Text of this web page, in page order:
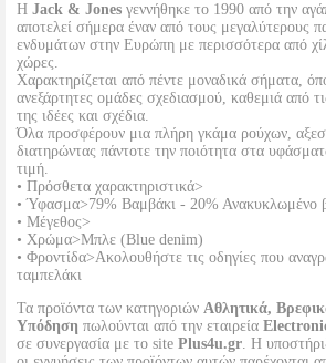
Η Jack & Jones γεννήθηκε το 1990 από την
αποτελεί σήμερα έναν από τους μεγαλύτερους
ενδυμάτων στην Ευρώπη με περισσότερα από
χώρες.
Χαρακτηρίζεται από πέντε μοναδικά σήματα,
ανεξάρτητες ομάδες σχεδιασμού, καθεμιά από
της ιδέες και σχέδια.
Όλα προσφέρουν μια πλήρη γκάμα ρούχων,
διατηρώντας πάντοτε την ποιότητα στα
τιμή.
• Πρόσθετα χαρακτηριστικά>
• Ύφασμα>79% Βαμβάκι - 20% Ανακυκλωμένο
• Μέγεθος>
• Χρώμα>Μπλε (Blue denim)
• Φροντίδα>Ακολουθήστε τις οδηγίες που
ταμπελάκι
Τα προϊόντα των κατηγοριών Αθλητικά,
Υπόδηση πωλούνται από την εταιρεία
σε συνεργασία με το site Plus4u.gr. Η